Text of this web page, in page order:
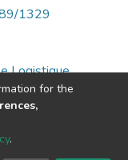
1329
Logistique
2026
for the
.